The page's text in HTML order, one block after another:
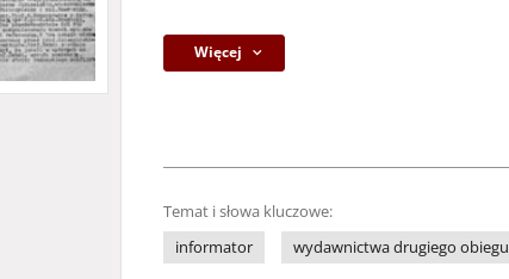
Więcej
Temat i słowa kluczowe:
informator
wydawnictwa drugiego obiegu